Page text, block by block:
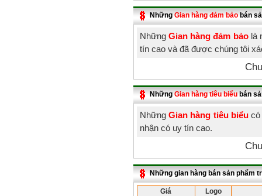
NhữngGian hàng đảm bảobán
NhữngGian hàng đảm bảolà
tín cao và đã được chúng tôi
NhữngGian hàng tiêu biểubán
NhữngGian hàng tiêu biểucó
nhận có uy tín cao.
Những gian hàng bán sản phẩm
Giá Logo